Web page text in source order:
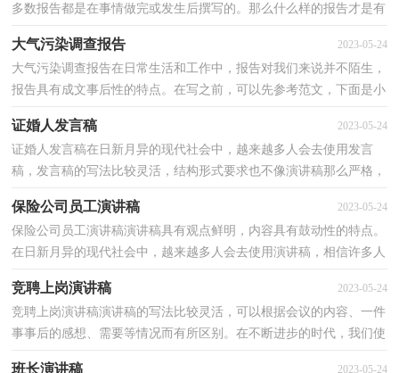
多数报告都是在事情做完或发生后撰写的。那么什么样的报告才是有
大气污染调查报告 2023-05-24
大气污染调查报告在日常生活和工作中，报告对我们来说并不陌生，
报告具有成文事后性的特点。在写之前，可以先参考范文，下面是小
证婚人发言稿 2023-05-24
证婚人发言稿在日新月异的现代社会中，越来越多人会去使用发言
稿，发言稿的写法比较灵活，结构形式要求也不像演讲稿那么严格，
保险公司员工演讲稿 2023-05-24
保险公司员工演讲稿演讲稿具有观点鲜明，内容具有鼓动性的特点。
在日新月异的现代社会中，越来越多人会去使用演讲稿，相信许多人
竞聘上岗演讲稿 2023-05-24
竞聘上岗演讲稿演讲稿的写法比较灵活，可以根据会议的内容、一件
事事后的感想、需要等情况而有所区别。在不断进步的时代，我们使
班长演讲稿 2023-05-24